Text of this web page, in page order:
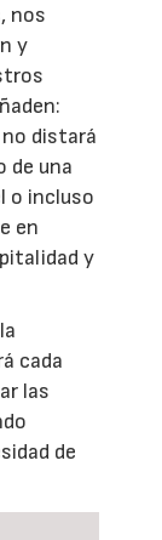
nos
y
distará
de una
o incluso
en
y
cada
las
de